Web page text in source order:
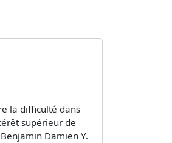
la difficulté dans
supérieur de
Damien Y.